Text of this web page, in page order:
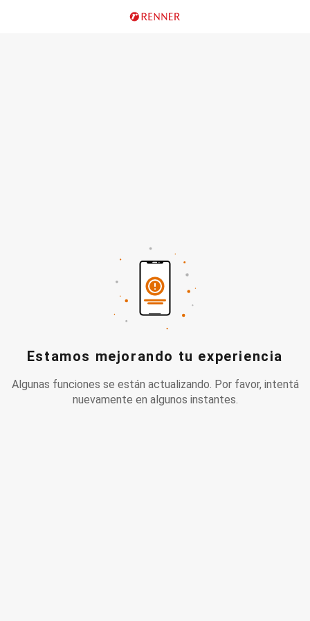
Estamos mejorando tu experiencia
Algunas funciones se están actualizando. Por favor, intentá
nuevamente en algunos instantes.